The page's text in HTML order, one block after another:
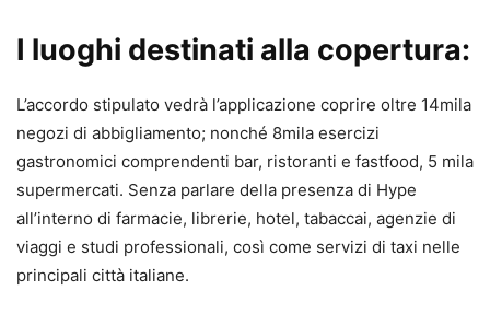
I luoghi destinati alla copertura:
L’accordo stipulato vedrà l’applicazione coprire oltre 14mila
negozi di abbigliamento; nonché 8mila esercizi
gastronomici comprendenti bar, ristoranti e fastfood, 5 mila
supermercati. Senza parlare della presenza di Hype
all’interno di farmacie, librerie, hotel, tabaccai, agenzie di
viaggi e studi professionali, così come servizi di taxi nelle
principali città italiane.